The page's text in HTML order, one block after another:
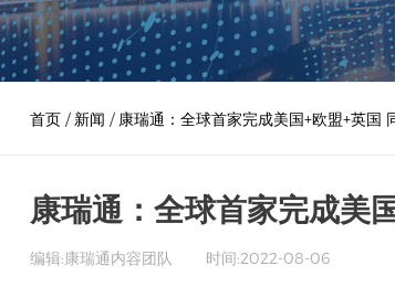
首页/ 新闻 / 康瑞通：全球首家完成美国+欧盟+英国
康瑞通：全球首家完成美
编辑:康瑞通内容团队 时间:2022-08-06